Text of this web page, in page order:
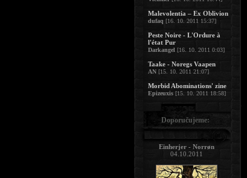
Malevolentia – Ex Oblivion
dufaq [16. 10. 2011 15:37]
Peste Noire - L'Ordure à
l'état Pur
Darkangel [16. 10. 2011 0:03]
Taake - Noregs Vaapen
AN [15. 10. 2011 21:07]
Morbid Abominations' zine
Epizeuxis [15. 10. 2011 18:58]
Doporučujeme:
Einherjer - Norrøn
04.10.2011